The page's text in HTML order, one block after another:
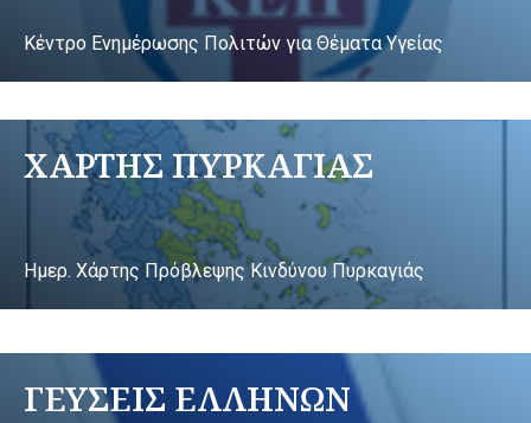
Κέντρο Ενημέρωσης Πολιτών για Θέματα Υγείας
ΧΑΡΤΗΣ ΠΥΡΚΑΓΙΑΣ
Ημερ. Χάρτης Πρόβλεψης Κινδύνου Πυρκαγιάς
ΓΕΥΣΕΙΣ ΕΛΛΗΝΩΝ